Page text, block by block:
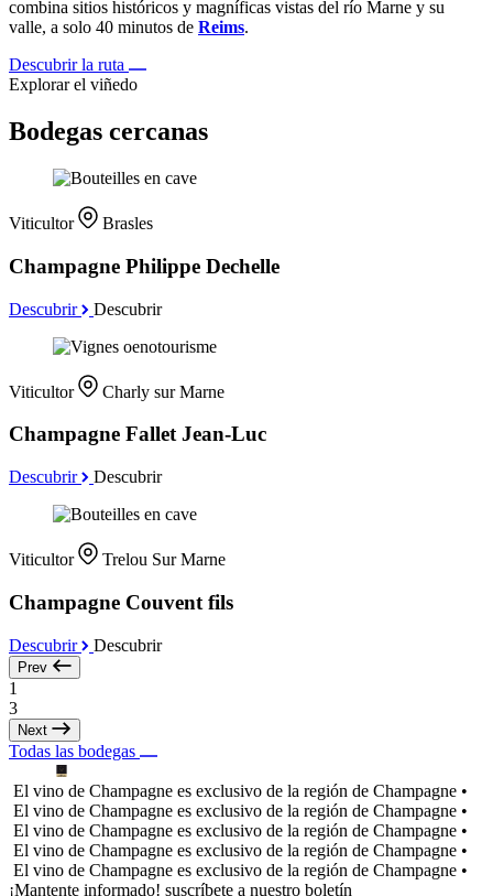
combina sitios históricos y magníficas vistas del río Marne y su
valle, a solo 40 minutos de Reims.
Descubrir la ruta
Explorar el viñedo
Bodegas cercanas
Viticultor Brasles
Champagne Philippe Dechelle
Descubrir Descubrir
Viticultor Charly sur Marne
Champagne Fallet Jean-Luc
Descubrir Descubrir
Viticultor Trelou Sur Marne
Champagne Couvent fils
Descubrir Descubrir
Prev
1
3
Next
Todas las bodegas
El vino de Champagne es exclusivo de la región de Champagne •
El vino de Champagne es exclusivo de la región de Champagne •
El vino de Champagne es exclusivo de la región de Champagne •
El vino de Champagne es exclusivo de la región de Champagne •
El vino de Champagne es exclusivo de la región de Champagne •
¡Mantente informado! suscríbete a nuestro boletín